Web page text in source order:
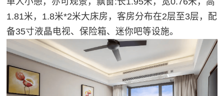
1.81米，1.8米*2米大床房，客房分布在2层至3层，配
备35寸液晶电视、保险箱、迷你吧等设施。